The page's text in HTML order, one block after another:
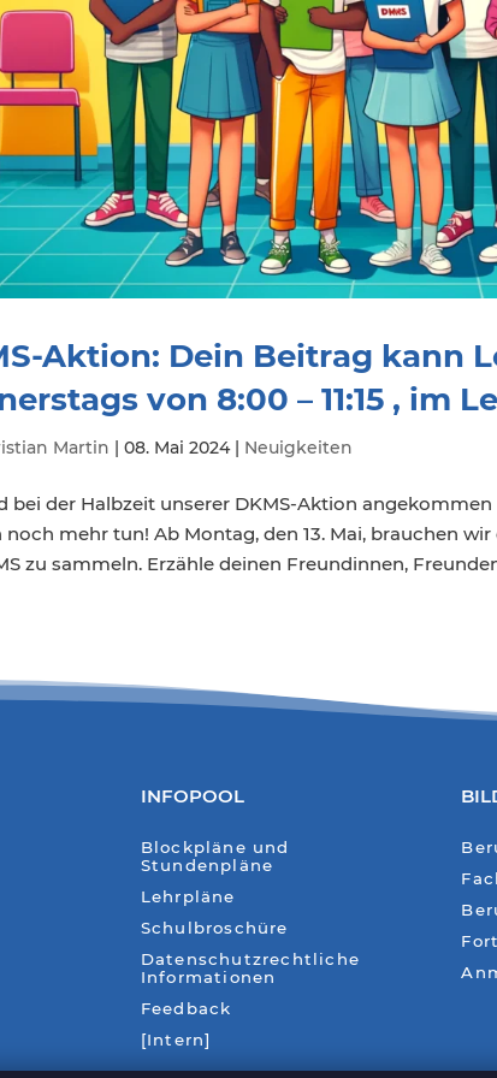
Aktion: Dein Beitrag kann
von 8:00 – 11:15 , im
Martin |08. Mai 2024| Neuigkeiten
bei der Halbzeit unserer DKMS-Aktion
noch mehr tun! Ab Montag, den 13. Mai, brauchen
zu sammeln. Erzähle deinen Freundinnen,
INFOPOOL
Blockpläne und
Stundenpläne
Lehrpläne
Schulbroschüre
Datenschutzrechtliche
Informationen
Feedback
[Intern]